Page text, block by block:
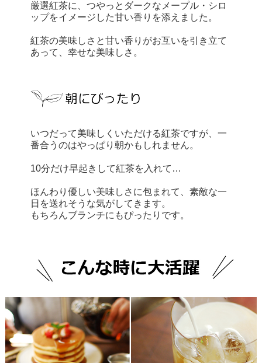
厳選紅茶に、つやっとダークなメープル・シロ
ップをイメージした甘い香りを添えました。
紅茶の美味しさと甘い香りがお互いを引き立て
あって、幸せな美味しさ。
いつだって美味しくいただける紅茶ですが、一
番合うのはやっぱり朝かもしれません。
10分だけ早起きして紅茶を入れて…
ほんわり優しい美味しさに包まれて、素敵な一
日を送れそうな気がしてきます。
もちろんブランチにもぴったりです。